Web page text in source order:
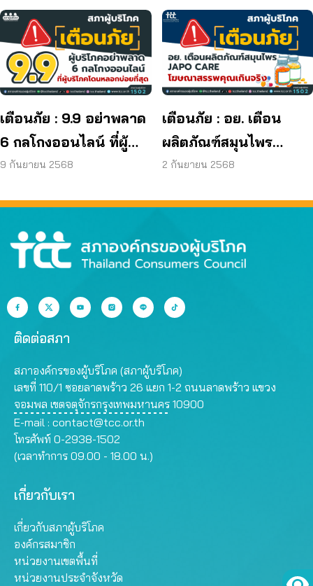
ผู้บริโภค
ยีสต์ และรา เกิน
มาตรฐานกำหนด ใน
ผลิตภัณฑ์ย้อมผม
เตือนภัย : 9.9 อย่าพลาด
6 กลโกงออนไลน์ ที่ผู้
บริโภคโดนหลอกบ่อย
9 กันยายน 2568
เตือนภัย : อย. เตือน
ผลิตภัณฑ์สมุนไพร
JAPO CARE โฆษณา
2 กันยายน 2568
ติดต่อสภา
สภาองค์กรของผู้บริโภค (สภาผู้บริโภค)
เลขที่ 110/1 ซอยลาดพร้าว 26 แยก 1-2 ถนนลาดพร้าว แขวง
จอมพล เขตจตุจักรกรุงเทพมหานคร 10900
E-mail : contact@tcc.or.th
โทรศัพท์ 0-2938-1502
(เวลาทำการ 09.00 - 18.00 น.)
เกี่ยวกับเรา
เกี่ยวกับสภาผู้บริโภค
องค์กรสมาชิก
หน่วยงานเขตพื้นที่
หน่วยงานประจำจังหวัด